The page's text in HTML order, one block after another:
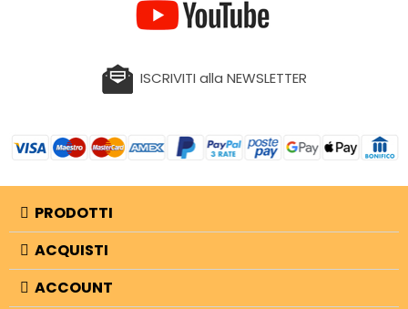
ISCRIVITI alla NEWSLETTER
PRODOTTI
ACQUISTI
ACCOUNT